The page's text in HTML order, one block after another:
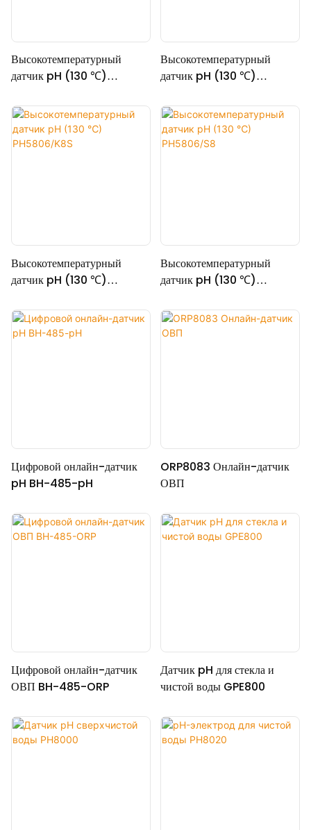
Высокотемпературный
датчик pH (130 ℃)
Высокотемпературный
датчик pH (130 ℃)
Высокотемпературный
датчик pH (130 ℃)
Высокотемпературный
датчик pH (130 ℃)
Цифровой онлайн-датчик
pH BH-485-pH
ORP8083 Онлайн-датчик
ОВП
Цифровой онлайн-датчик
ОВП BH-485-ORP
Датчик pH для стекла и
чистой воды GPE800